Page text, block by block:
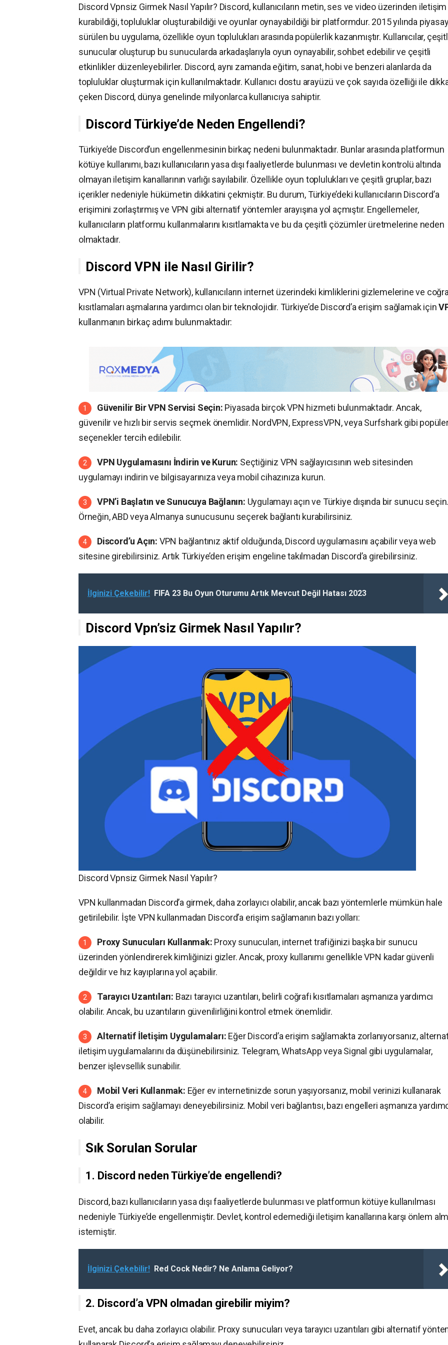
Discord Vpnsiz Girmek Nasıl Yapılır? Discord, kullanıcıların metin, ses ve video üzerinden iletişim
kurabildiği, topluluklar oluşturabildiği ve oyunlar oynayabildiği bir platformdur. 2015 yılında
sürülen bu uygulama, özellikle oyun toplulukları arasında popülerlik kazanmıştır. Kullanıcılar,
sunucular oluşturup bu sunucularda arkadaşlarıyla oyun oynayabilir, sohbet edebilir ve çeşitli
etkinlikler düzenleyebilirler. Discord, aynı zamanda eğitim, sanat, hobi ve benzeri alanlarda da
topluluklar oluşturmak için kullanılmaktadır. Kullanıcı dostu arayüzü ve çok sayıda özelliği ile
çeken Discord, dünya genelinde milyonlarca kullanıcıya sahiptir.
Discord Türkiye’de Neden Engellendi?
Türkiye’de Discord’un engellenmesinin birkaç nedeni bulunmaktadır. Bunlar arasında platformun
kötüye kullanımı, bazı kullanıcıların yasa dışı faaliyetlerde bulunması ve devletin kontrolü altında
olmayan iletişim kanallarının varlığı sayılabilir. Özellikle oyun toplulukları ve çeşitli gruplar, bazı
içerikler nedeniyle hükümetin dikkatini çekmiştir. Bu durum, Türkiye’deki kullanıcıların Discord’a
erişimini zorlaştırmış ve VPN gibi alternatif yöntemler arayışına yol açmıştır. Engellemeler,
kullanıcıların platformu kullanmalarını kısıtlamakta ve bu da çeşitli çözümler üretmelerine neden
olmaktadır.
Discord VPN ile Nasıl Girilir?
VPN (Virtual Private Network), kullanıcıların internet üzerindeki kimliklerini gizlemelerine ve
kısıtlamaları aşmalarına yardımcı olan bir teknolojidir. Türkiye’de Discord’a erişim sağlamak için
kullanmanın birkaç adımı bulunmaktadır:
Güvenilir Bir VPN Servisi Seçin: Piyasada birçok VPN hizmeti bulunmaktadır. Ancak,
güvenilir ve hızlı bir servis seçmek önemlidir. NordVPN, ExpressVPN, veya Surfshark gibi
seçenekler tercih edilebilir.
VPN Uygulamasını İndirin ve Kurun: Seçtiğiniz VPN sağlayıcısının web sitesinden
uygulamayı indirin ve bilgisayarınıza veya mobil cihazınıza kurun.
VPN’i Başlatın ve Sunucuya Bağlanın: Uygulamayı açın ve Türkiye dışında bir sunucu seçin.
Örneğin, ABD veya Almanya sunucusunu seçerek bağlantı kurabilirsiniz.
Discord’u Açın: VPN bağlantınız aktif olduğunda, Discord uygulamasını açabilir veya web
sitesine girebilirsiniz. Artık Türkiye’den erişim engeline takılmadan Discord’a girebilirsiniz.
İlginizi Çekebilir! FIFA 23 Bu Oyun Oturumu Artık Mevcut Değil Hatası 2023
Discord Vpn’siz Girmek Nasıl Yapılır?
Discord Vpnsiz Girmek Nasıl Yapılır?
VPN kullanmadan Discord’a girmek, daha zorlayıcı olabilir, ancak bazı yöntemlerle mümkün hale
getirilebilir. İşte VPN kullanmadan Discord’a erişim sağlamanın bazı yolları:
Proxy Sunucuları Kullanmak: Proxy sunucuları, internet trafiğinizi başka bir sunucu
üzerinden yönlendirerek kimliğinizi gizler. Ancak, proxy kullanımı genellikle VPN kadar güvenli
değildir ve hız kayıplarına yol açabilir.
Tarayıcı Uzantıları: Bazı tarayıcı uzantıları, belirli coğrafi kısıtlamaları aşmanıza yardımcı
olabilir. Ancak, bu uzantıların güvenilirliğini kontrol etmek önemlidir.
Alternatif İletişim Uygulamaları: Eğer Discord’a erişim sağlamakta zorlanıyorsanız,
iletişim uygulamalarını da düşünebilirsiniz. Telegram, WhatsApp veya Signal gibi uygulamalar,
benzer işlevsellik sunabilir.
Mobil Veri Kullanmak: Eğer ev internetinizde sorun yaşıyorsanız, mobil verinizi kullanarak
Discord’a erişim sağlamayı deneyebilirsiniz. Mobil veri bağlantısı, bazı engelleri aşmanıza
olabilir.
Sık Sorulan Sorular
1. Discord neden Türkiye’de engellendi?
Discord, bazı kullanıcıların yasa dışı faaliyetlerde bulunması ve platformun kötüye kullanılması
nedeniyle Türkiye’de engellenmiştir. Devlet, kontrol edemediği iletişim kanallarına karşı önlem
istemiştir.
İlginizi Çekebilir! Red Cock Nedir? Ne Anlama Geliyor?
2. Discord’a VPN olmadan girebilir miyim?
Evet, ancak bu daha zorlayıcı olabilir. Proxy sunucuları veya tarayıcı uzantıları gibi alternatif